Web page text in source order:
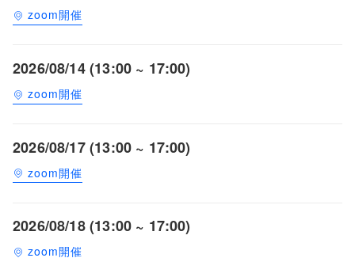
zoom開催
2026/08/14 (13:00 ~ 17:00)
zoom開催
2026/08/17 (13:00 ~ 17:00)
zoom開催
2026/08/18 (13:00 ~ 17:00)
zoom開催